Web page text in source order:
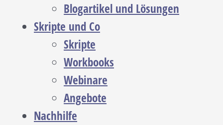
Blogartikel und Lösungen
Skripte und Co
Skripte
Workbooks
Webinare
Angebote
Nachhilfe